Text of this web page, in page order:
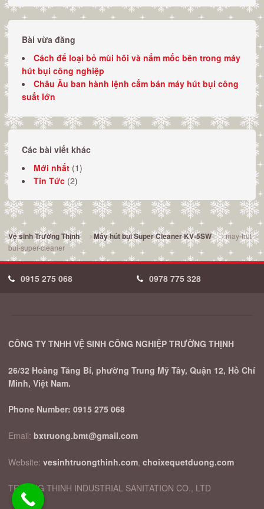
Bài vừa đăng
Cách để loại bỏ mùi hôi và nấm mốc bên trong máy
hút bụi công nghiệp
Châu Âu ban hành lệnh cấm bán máy hút bụi công
suất lớn
Các bài viết khác
Mới nhất(1)
Tin Tức(2)
Vệ sinh Trường Thịnh Máy hút bụi Super Cleaner KV-5SW
may-hut-
bui-super-cleaner
0915 275 068 0978 775 328
CÔNG TY TNHH VỆ SINH CÔNG NGHIỆP TRƯỜNG THỊNH
26/32 Hoàng Tăng Bí, phường Trung Mỹ Tây, Quận 12, Hồ Chí
Minh, Việt Nam.
Phone Number: 0915 275 068
Email: bxtruong.bmt@gmail.com
Website: vesinhtruongthinh.com, choixequetduong.com
TRUONG THINH INDUSTRIAL SANITATION CO., LTD